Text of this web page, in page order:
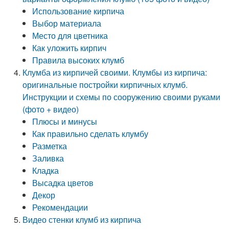
Использование кирпича
Выбор материала
Место для цветника
Как уложить кирпич
Правила высоких клумб
Клумба из кирпичей своими. Клумбы из кирпича:
оригинальные постройки кирпичных клумб.
Инструкции и схемы по сооружению своими руками
(фото + видео)
Плюсы и минусы
Как правильно сделать клумбу
Разметка
Заливка
Кладка
Высадка цветов
Декор
Рекомендации
Видео стенки клумб из кирпича